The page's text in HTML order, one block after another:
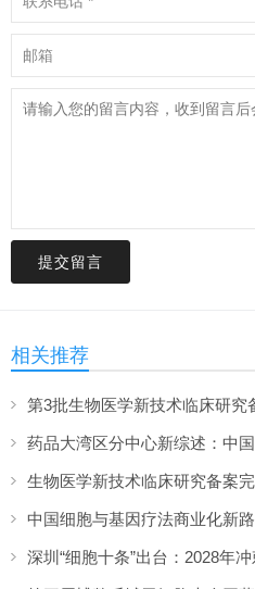
提交留言
相关推荐